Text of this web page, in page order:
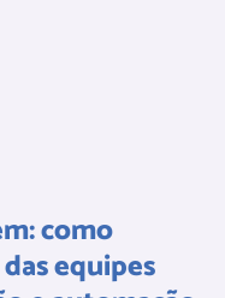
como
equipes